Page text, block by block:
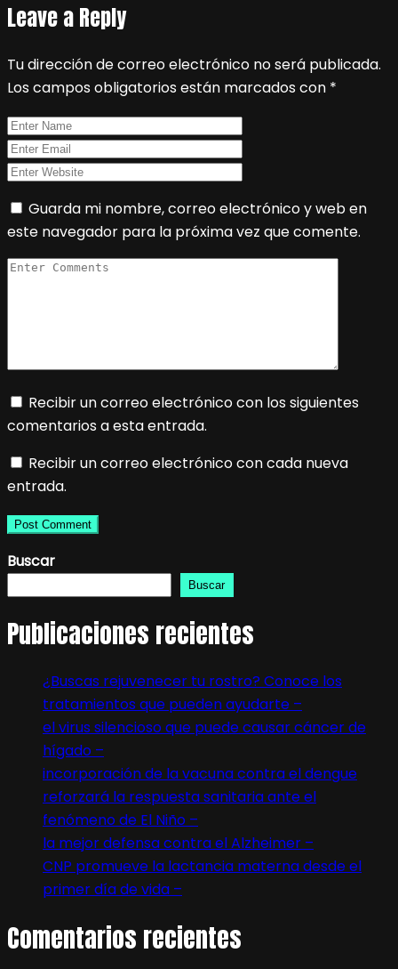
Leave a Reply
Tu dirección de correo electrónico no será publicada.
Los campos obligatorios están marcados con *
Guarda mi nombre, correo electrónico y web en
este navegador para la próxima vez que comente.
Recibir un correo electrónico con los siguientes
comentarios a esta entrada.
Recibir un correo electrónico con cada nueva
entrada.
Buscar
Buscar
Publicaciones recientes
¿Buscas rejuvenecer tu rostro? Conoce los
tratamientos que pueden ayudarte –
el virus silencioso que puede causar cáncer de
hígado –
incorporación de la vacuna contra el dengue
reforzará la respuesta sanitaria ante el
fenómeno de El Niño –
la mejor defensa contra el Alzheimer –
CNP promueve la lactancia materna desde el
primer día de vida –
Comentarios recientes